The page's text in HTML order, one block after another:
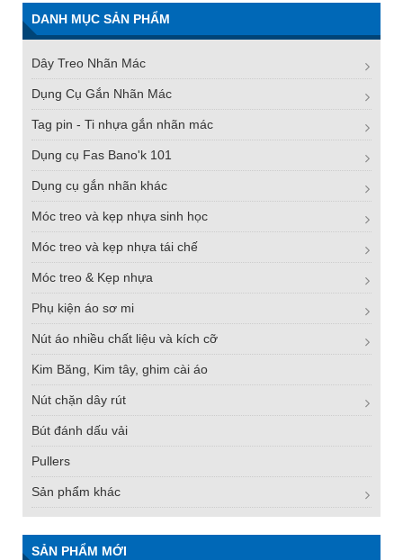
DANH MỤC SẢN PHẨM
Dây Treo Nhãn Mác
Dụng Cụ Gắn Nhãn Mác
Tag pin - Ti nhựa gắn nhãn mác
Dụng cụ Fas Bano'k 101
Dụng cụ gắn nhãn khác
Móc treo và kẹp nhựa sinh học
Móc treo và kẹp nhựa tái chế
Móc treo & Kẹp nhựa
Phụ kiện áo sơ mi
Nút áo nhiều chất liệu và kích cỡ
Kim Băng, Kim tây, ghim cài áo
Nút chặn dây rút
Bút đánh dấu vải
Pullers
Sản phẩm khác
SẢN PHẨM MỚI